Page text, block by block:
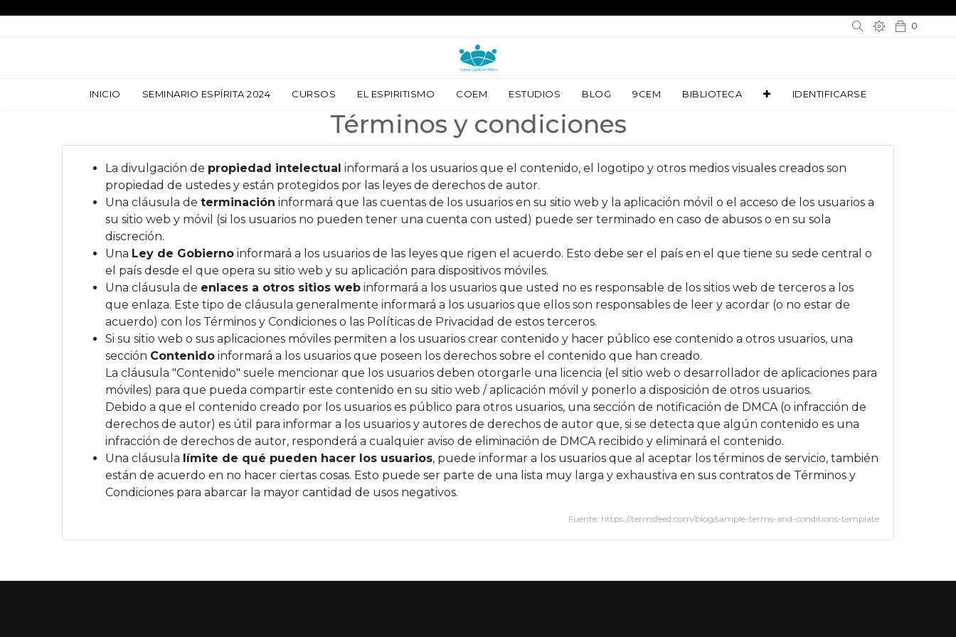
0
INICIO SEMINARIO ESPÍRITA 2024 CURSOS EL ESPIRITISMO COEM ESTUDIOS BLOG 9CEM BIBLIOTECA IDENTIFICARSE
0
INICIO SEMINARIO ESPÍRITA 2024 CURSOS EL ESPIRITISMO COEM ESTUDIOS BLOG 9CEM BIBLIOTECA IDENTIFICARSE
Términos y condiciones
La divulgación de propiedad intelectual informará a los usuarios que el contenido, el logotipo y otros medios visuales creados son
propiedad de ustedes y están protegidos por las leyes de derechos de autor.
Una cláusula de terminación informará que las cuentas de los usuarios en su sitio web y la aplicación móvil o el acceso de los usuarios a
su sitio web y móvil (si los usuarios no pueden tener una cuenta con usted) puede ser terminado en caso de abusos o en su sola
discreción.
Una Ley de Gobierno informará a los usuarios de las leyes que rigen el acuerdo. Esto debe ser el país en el que tiene su sede central o
el país desde el que opera su sitio web y su aplicación para dispositivos móviles.
Una cláusula de enlaces a otros sitios web informará a los usuarios que usted no es responsable de los sitios web de terceros a los
que enlaza. Este tipo de cláusula generalmente informará a los usuarios que ellos son responsables de leer y acordar (o no estar de
acuerdo) con los Términos y Condiciones o las Políticas de Privacidad de estos terceros.
Si su sitio web o sus aplicaciones móviles permiten a los usuarios crear contenido y hacer público ese contenido a otros usuarios, una
sección Contenido informará a los usuarios que poseen los derechos sobre el contenido que han creado.
La cláusula "Contenido" suele mencionar que los usuarios deben otorgarle una licencia (el sitio web o desarrollador de aplicaciones para
móviles) para que pueda compartir este contenido en su sitio web / aplicación móvil y ponerlo a disposición de otros usuarios.
Debido a que el contenido creado por los usuarios es público para otros usuarios, una sección de notificación de DMCA (o infracción de
derechos de autor) es útil para informar a los usuarios y autores de derechos de autor que, si se detecta que algún contenido es una
infracción de derechos de autor, responderá a cualquier aviso de eliminación de DMCA recibido y eliminará el contenido.
Una cláusula límite de qué pueden hacer los usuarios, puede informar a los usuarios que al aceptar los términos de servicio, también
están de acuerdo en no hacer ciertas cosas. Esto puede ser parte de una lista muy larga y exhaustiva en sus contratos de Términos y
Condiciones para abarcar la mayor cantidad de usos negativos.
Fuente: https://termsfeed.com/blog/sample-terms-and-conditions-template